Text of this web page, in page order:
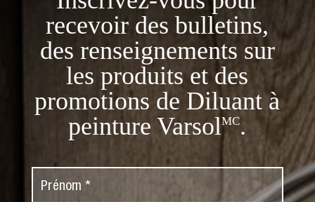
recevoir des bulletins,
des renseignements sur
les produits et des
promotions de Diluant à
peinture VarsolMC.